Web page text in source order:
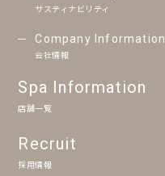
サスティナビリティ
Company Information
会社情報
Spa Information
店舗一覧
Recruit
採用情報